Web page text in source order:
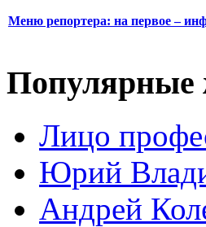
Меню репортера: на первое –
Популярные
Лицо
Юрий
Андрей